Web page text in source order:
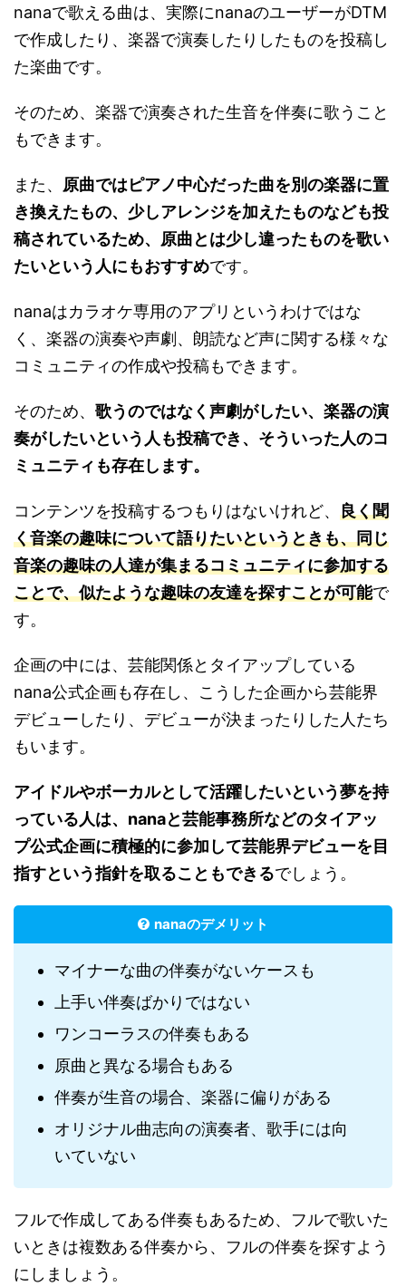
nanaで歌える曲は、実際にnanaのユーザーがDTM
で作成したり、楽器で演奏したりしたものを投稿し
た楽曲です。
そのため、楽器で演奏された生音を伴奏に歌うこと
もできます。
また、 原曲ではピアノ中心だった曲を別の楽器に置
き換えたもの、少しアレンジを加えたものなども投
稿されているため、原曲とは少し違ったものを歌い
たいという人にもおすすめです。
nanaはカラオケ専用のアプリというわけではな
く、楽器の演奏や声劇、朗読など声に関する様々な
コミュニティの作成や投稿もできます。
そのため、 歌うのではなく声劇がしたい、楽器の演
奏がしたいという人も投稿でき、そういった人のコ
ミュニティも存在します。
コンテンツを投稿するつもりはないけれど、 良く聞
く音楽の趣味について語りたいというときも、同じ
音楽の趣味の人達が集まるコミュニティに参加する
ことで、似たような趣味の友達を探すことが可能で
す。
企画の中には、芸能関係とタイアップしている
nana公式企画も存在し、こうした企画から芸能界
デビューしたり、デビューが決まったりした人たち
もいます。
アイドルやボーカルとして活躍したいという夢を持
っている人は、nanaと芸能事務所などのタイアッ
プ公式企画に積極的に参加して芸能界デビューを目
指すという指針を取ることもできるでしょう。
nanaのデメリット
マイナーな曲の伴奏がないケースも
上手い伴奏ばかりではない
ワンコーラスの伴奏もある
原曲と異なる場合もある
伴奏が生音の場合、楽器に偏りがある
オリジナル曲志向の演奏者、歌手には向
いていない
フルで作成してある伴奏もあるため、フルで歌いた
いときは複数ある伴奏から、フルの伴奏を探すよう
にしましょう。